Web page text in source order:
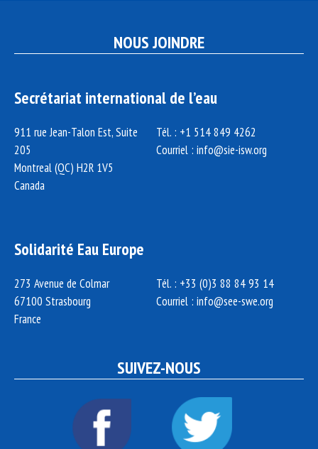
NOUS JOINDRE
Secrétariat international de l’eau
911 rue Jean-Talon Est, Suite
205
Montreal (QC) H2R 1V5
Canada
Tél. : +1 514 849 4262
Courriel : info@sie-isw.org
Solidarité Eau Europe
273 Avenue de Colmar
67100 Strasbourg
France
Tél. : +33 (0)3 88 84 93 14
Courriel : info@see-swe.org
SUIVEZ-NOUS